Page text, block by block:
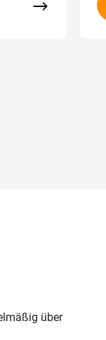
über